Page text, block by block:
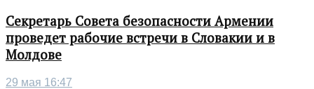
Секретарь Совета безопасности Армении
проведет рабочие встречи в Словакии и в
Молдове
29 мая 16:47